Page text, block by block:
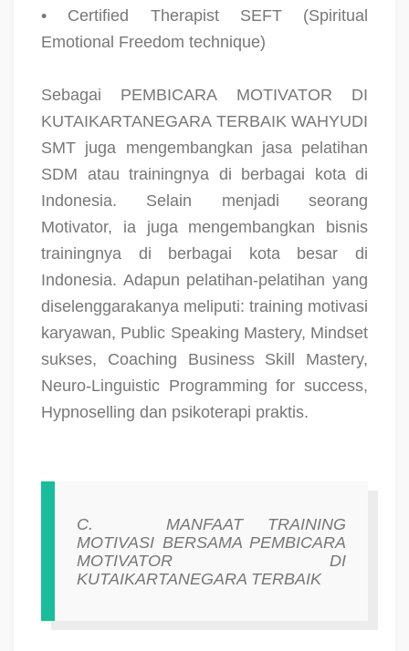
• Certified Therapist SEFT (Spiritual
Emotional Freedom technique)
Sebagai PEMBICARA MOTIVATOR DI
KUTAIKARTANEGARA TERBAIK WAHYUDI
SMT juga mengembangkan jasa pelatihan
SDM atau trainingnya di berbagai kota di
Indonesia. Selain menjadi seorang
Motivator, ia juga mengembangkan bisnis
trainingnya di berbagai kota besar di
Indonesia. Adapun pelatihan-pelatihan yang
diselenggarakanya meliputi: training motivasi
karyawan, Public Speaking Mastery, Mindset
sukses, Coaching Business Skill Mastery,
Neuro-Linguistic Programming for success,
Hypnoselling dan psikoterapi praktis.
C.
MANFAAT TRAINING
MOTIVASI BERSAMA PEMBICARA
MOTIVATOR DI
KUTAIKARTANEGARA TERBAIK